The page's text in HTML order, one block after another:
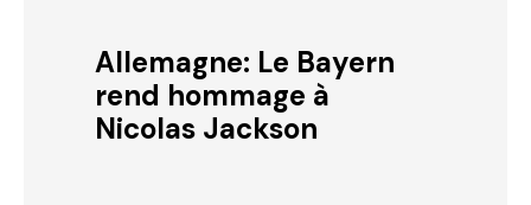
Allemagne: Le Bayern
rend hommage à
Nicolas Jackson